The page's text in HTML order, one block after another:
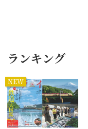
ランキング
NEW